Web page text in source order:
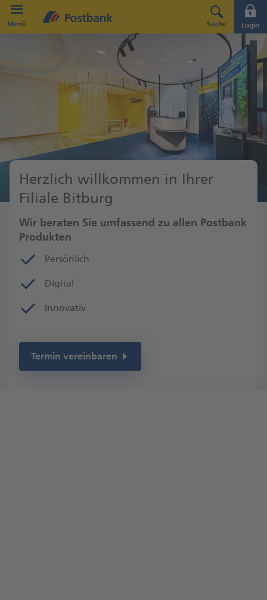
Direkt zur Hauptnavigation (Enter drücken)
Direkt zum Hauptinhalt (Enter drücken)
Direkt zur Suche (Enter drücken)
Menü Suche Login
Herzlich willkommen in Ihrer
Filiale Bitburg
Wir beraten Sie umfassend zu allen Postbank
Produkten
Persönlich
Digital
Innovativ
Termin vereinbaren